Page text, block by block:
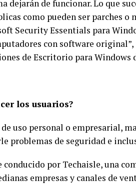
dejarán de funcionar. Lo que
como pueden ser parches o
Security Essentials para
con software
de Escritorio para Windows
los usuarios?
de uso personal o empresarial,
problemas de seguridad e
por Techaisle, una
empresas y canales de